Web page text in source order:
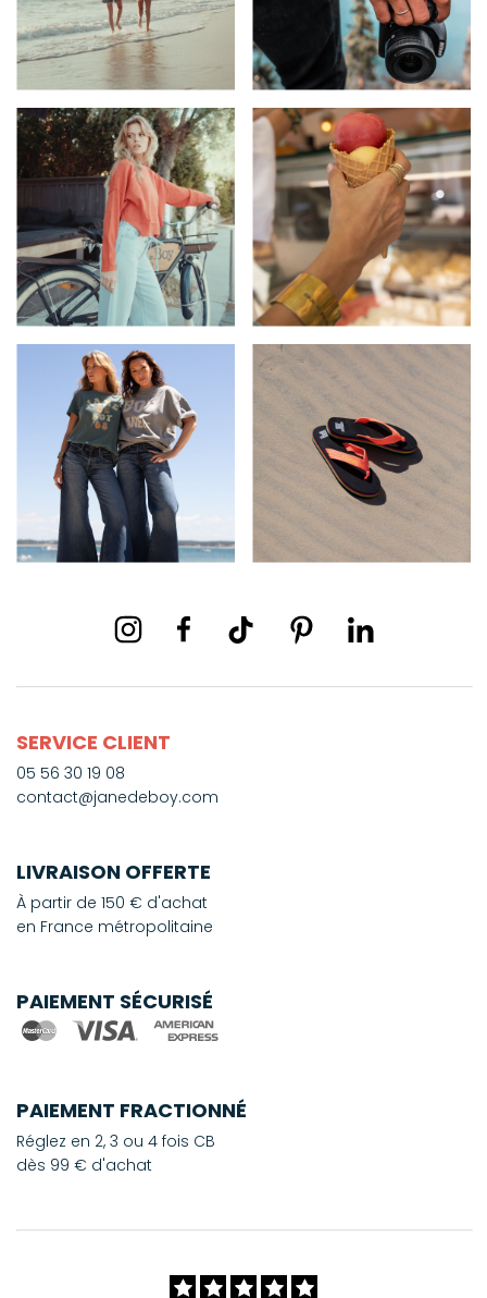
SERVICE CLIENT
05 56 30 19 08
contact@janedeboy.com
LIVRAISON OFFERTE
À partir de 150 € d'achat
en France métropolitaine
PAIEMENT SÉCURISÉ
PAIEMENT FRACTIONNÉ
Réglez en 2, 3 ou 4 fois CB
dès 99 € d'achat